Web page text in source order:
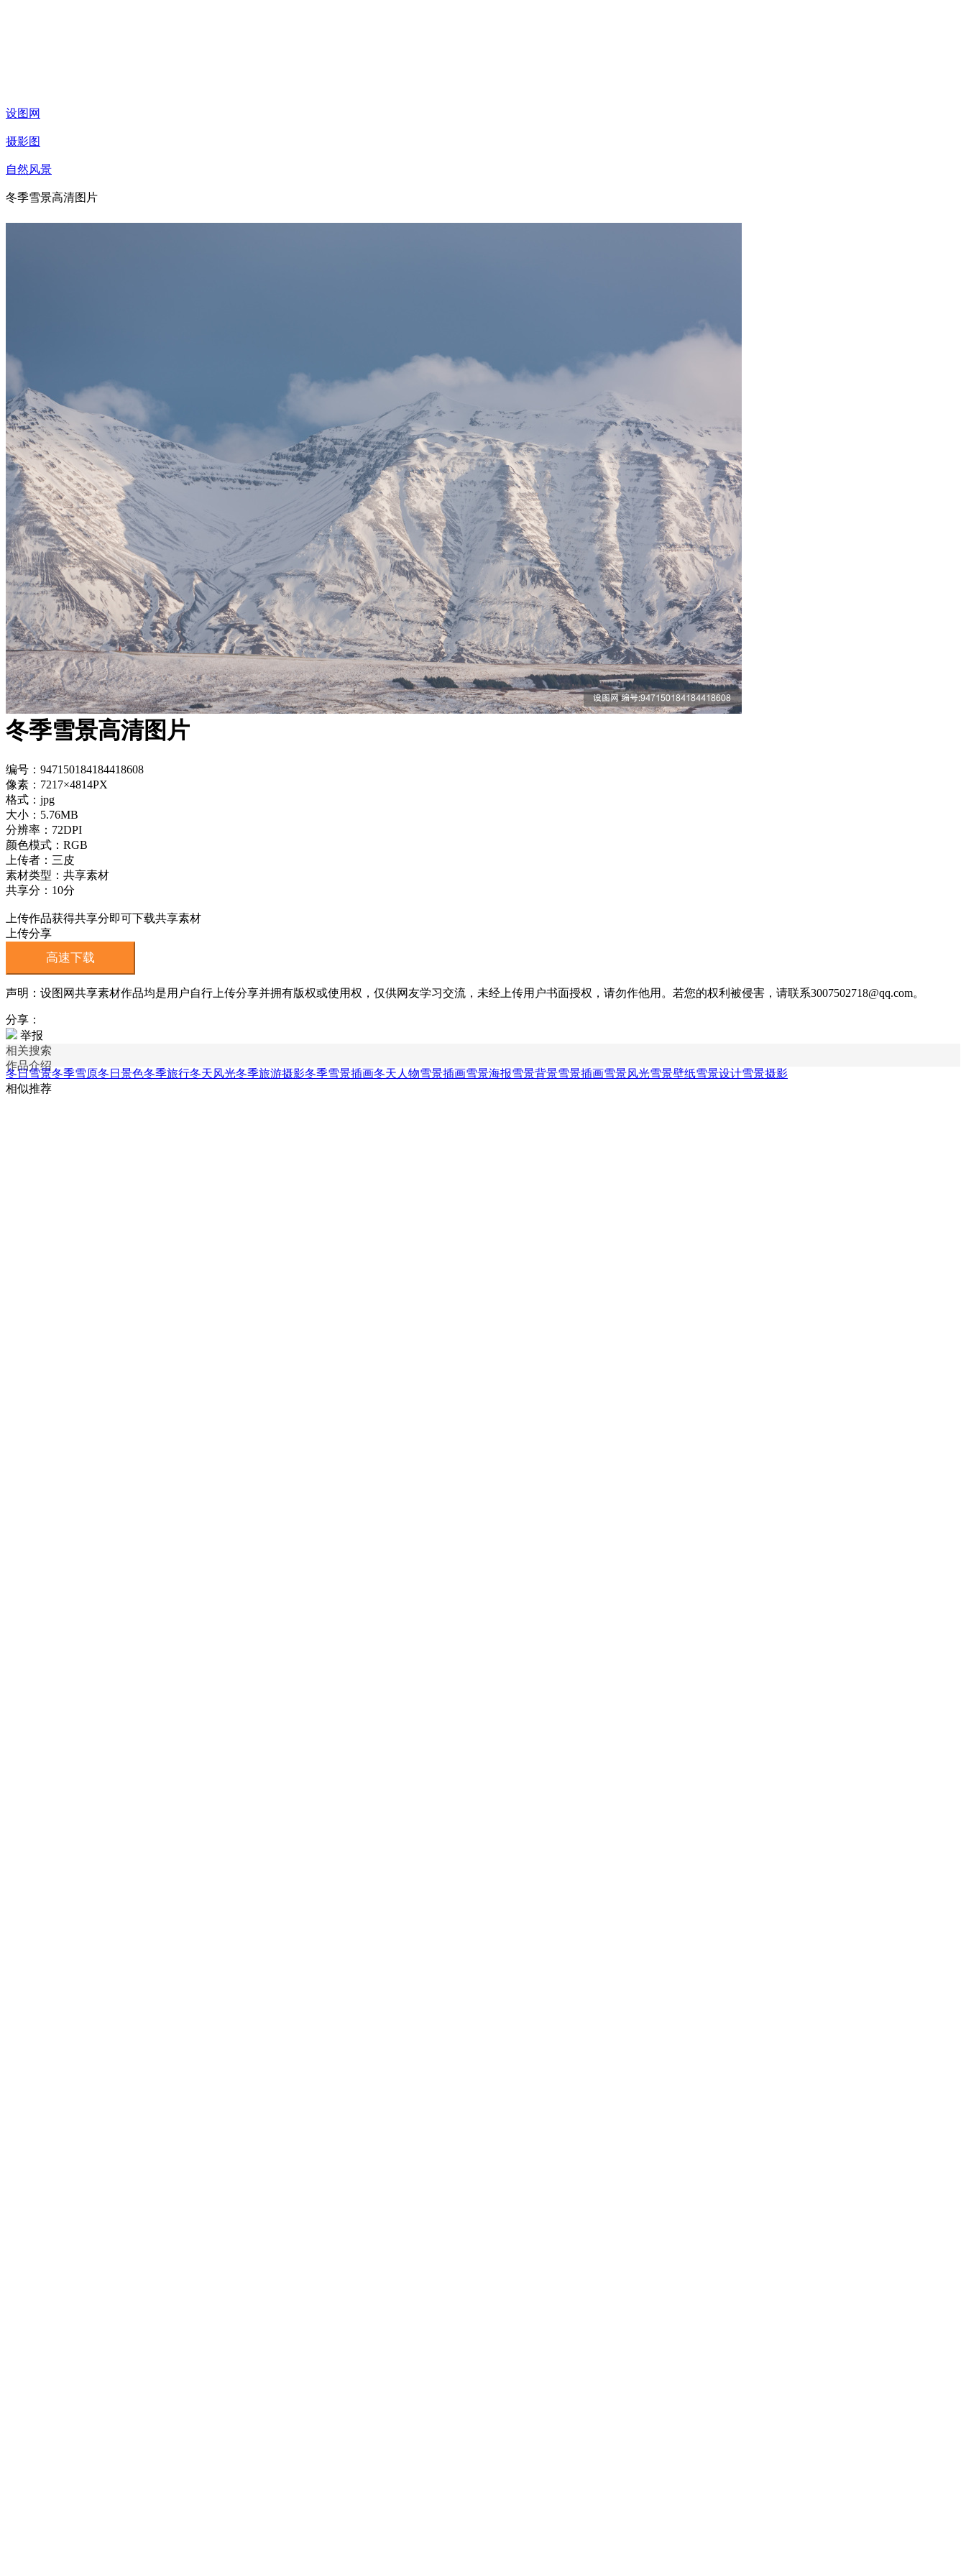
设图网
摄影图
自然风景
冬季雪景高清图片
冬季雪景高清图片
编号：947150184184418608
像素：7217×4814PX
格式：jpg
大小：5.76MB
分辨率：72DPI
颜色模式：RGB
上传者：三皮
素材类型：共享素材
共享分：10分
上传作品获得共享分即可下载共享素材
上传分享
高速下载
声明：设图网共享素材作品均是用户自行上传分享并拥有版权或使用权，仅供网友学习交流，未经上传用户书面授权，请勿作他用。若您的权利被侵害，请联系3007502718@qq.com。
分享：
举报
相关搜索
作品介绍
冬日雪景冬季雪原冬日景色冬季旅行冬天风光冬季旅游摄影冬季雪景插画冬天人物雪景插画雪景海报雪景背景雪景插画雪景风光雪景壁纸雪景设计雪景摄影
相似推荐